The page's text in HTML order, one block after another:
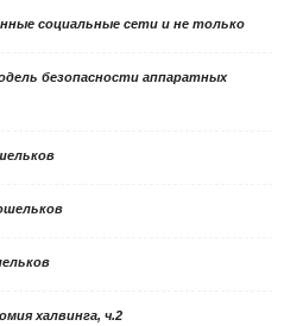
социальные сети и не только
безопасности аппаратных
халвинга, ч.2